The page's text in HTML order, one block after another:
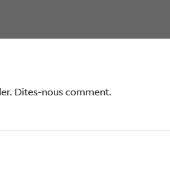
Dites-nous comment.